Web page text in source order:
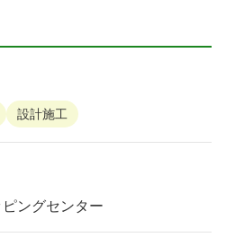
設計施工
ングセンター